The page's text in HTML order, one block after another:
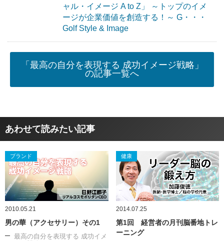
ャル・イメージ A to Z」 ～トップのイメ
ージが企業価値を創造する！～ G・・・
Golf Style & Image
「最高の自分を表現する 成功イメージ戦略」
の記事一覧へ
あわせて読みたい記事
ブランド
2010.05.21
男の華（アクセサリー）その1
最高の自分を表現する 成功イメ
健康
2014.07.25
第1回 経営者の月刊脳番地トレ
ーニング